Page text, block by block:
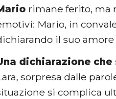
rimane ferito, ma
Mario, in
il suo amore
dichiarazione
sorpresa dalle
si complica